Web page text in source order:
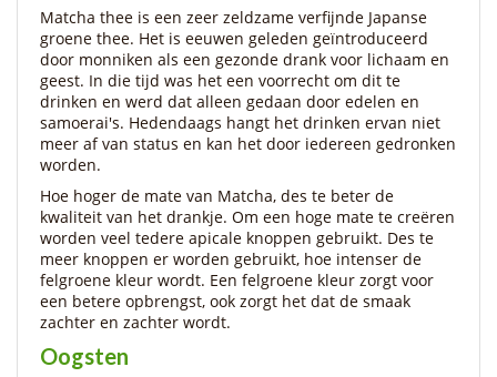
Matcha thee is een zeer zeldzame verfijnde Japanse
groene thee. Het is eeuwen geleden geïntroduceerd
door monniken als een gezonde drank voor lichaam en
geest. In die tijd was het een voorrecht om dit te
drinken en werd dat alleen gedaan door edelen en
samoerai's. Hedendaags hangt het drinken ervan niet
meer af van status en kan het door iedereen gedronken
worden.
Hoe hoger de mate van Matcha, des te beter de
kwaliteit van het drankje. Om een hoge mate te creëren
worden veel tedere apicale knoppen gebruikt. Des te
meer knoppen er worden gebruikt, hoe intenser de
felgroene kleur wordt. Een felgroene kleur zorgt voor
een betere opbrengst, ook zorgt het dat de smaak
zachter en zachter wordt.
Oogsten